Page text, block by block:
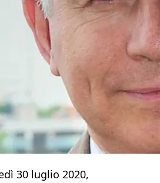
30 luglio 2020,